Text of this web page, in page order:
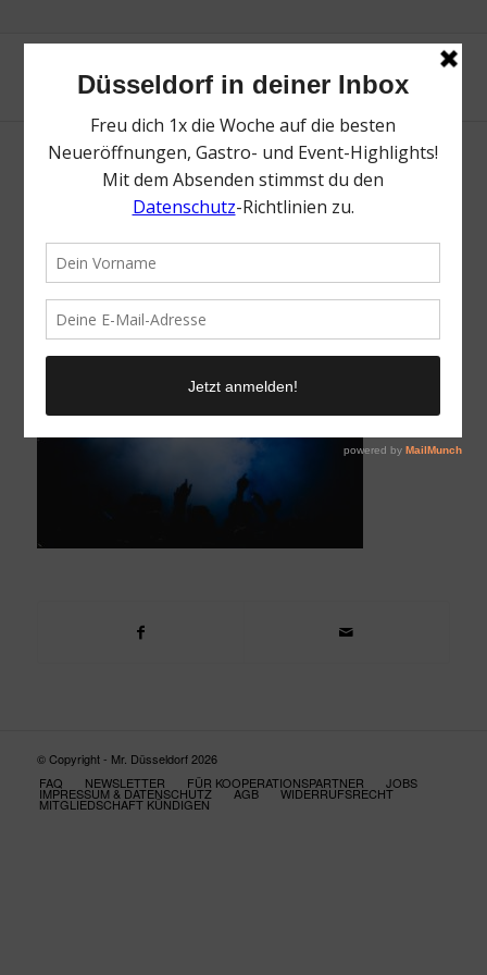
Kulturschlachthof | Mr. Düsseldorf |
© Copyright - Mr. Düsseldorf 2026
FAQ
NEWSLETTER FÜR KOOPERATIONSPARTNER JOBS
IMPRESSUM & DATENSCHUTZ AGB WIDERRUFSRECHT
MITGLIEDSCHAFT KÜNDIGEN